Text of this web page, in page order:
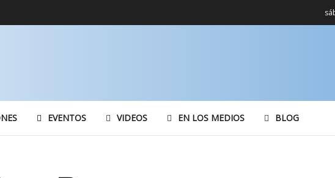
EVENTOS VIDEOS EN LOS MEDIOS BLOG